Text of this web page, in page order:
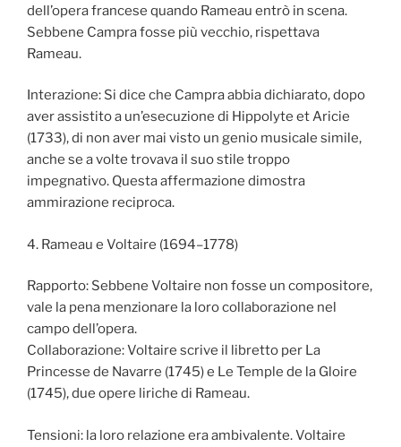
dell’opera francese quando Rameau entrò in scena.
Sebbene Campra fosse più vecchio, rispettava
Rameau.
Interazione: Si dice che Campra abbia dichiarato, dopo
aver assistito a un’esecuzione di Hippolyte et Aricie
(1733), di non aver mai visto un genio musicale simile,
anche se a volte trovava il suo stile troppo
impegnativo. Questa affermazione dimostra
ammirazione reciproca.
4. Rameau e Voltaire (1694–1778)
Rapporto: Sebbene Voltaire non fosse un compositore,
vale la pena menzionare la loro collaborazione nel
campo dell’opera.
Collaborazione: Voltaire scrive il libretto per La
Princesse de Navarre (1745) e Le Temple de la Gloire
(1745), due opere liriche di Rameau.
Tensioni: la loro relazione era ambivalente. Voltaire